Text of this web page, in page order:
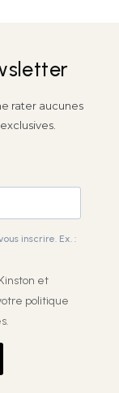
rater aucunes
inscrire. Ex. :
et
politique